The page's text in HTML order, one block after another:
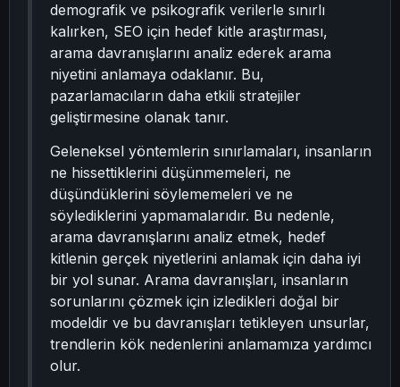
demografik ve psikografik verilerle sınırlı
kalırken, SEO için hedef kitle araştırması,
arama davranışlarını analiz ederek arama
niyetini anlamaya odaklanır. Bu,
pazarlamacıların daha etkili stratejiler
geliştirmesine olanak tanır.
Geleneksel yöntemlerin sınırlamaları, insanların
ne hissettiklerini düşünmemeleri, ne
düşündüklerini söylememeleri ve ne
söylediklerini yapmamalarıdır. Bu nedenle,
arama davranışlarını analiz etmek, hedef
kitlenin gerçek niyetlerini anlamak için daha iyi
bir yol sunar. Arama davranışları, insanların
sorunlarını çözmek için izledikleri doğal bir
modeldir ve bu davranışları tetikleyen unsurlar,
trendlerin kök nedenlerini anlamamıza yardımcı
olur.